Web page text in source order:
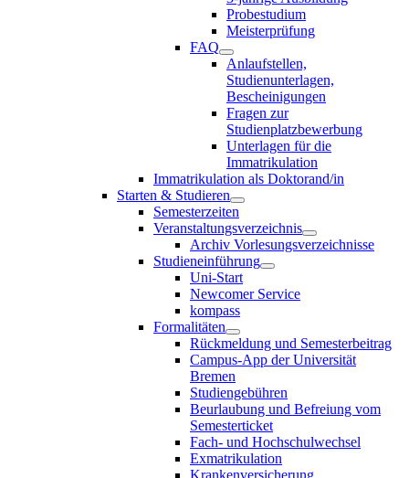
Probestudium
Meisterprüfung
FAQ
Anlaufstellen,
Studienunterlagen,
Bescheinigungen
Fragen zur
Studienplatzbewerbung
Unterlagen für die
Immatrikulation
Immatrikulation als Doktorand/in
Starten & Studieren
Semesterzeiten
Veranstaltungsverzeichnis
Archiv Vorlesungsverzeichnisse
Studieneinführung
Uni-Start
Newcomer Service
kompass
Formalitäten
Rückmeldung und Semesterbeitrag
Campus-App der Universität
Bremen
Studiengebühren
Beurlaubung und Befreiung vom
Semesterticket
Fach- und Hochschulwechsel
Exmatrikulation
Krankenversicherung